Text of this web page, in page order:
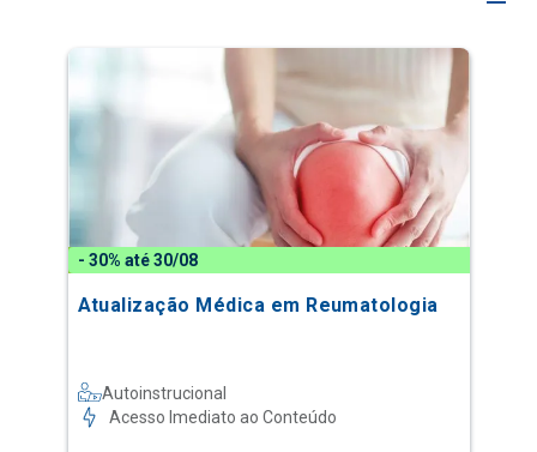
- 30% até 30/08
Atualização Médica em Reumatologia
Autoinstrucional
Acesso Imediato ao Conteúdo